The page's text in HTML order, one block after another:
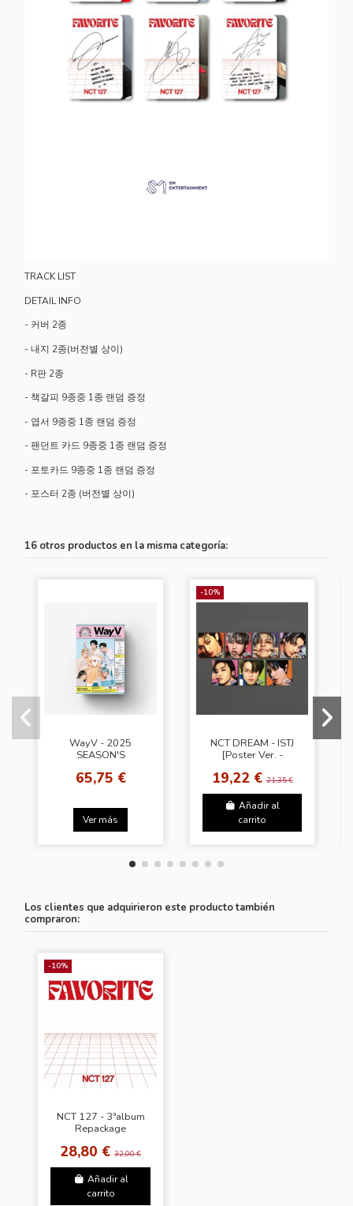
TRACK LIST
DETAIL INFO
- 커버 2종
- 내지 2종(버전별 상이)
- R판 2종
- 책갈피 9종중 1종 랜덤 증정
- 엽서 9종중 1종 랜덤 증정
- 팬던트 카드 9종중 1종 랜덤 증정
- 포토카드 9종중 1종 랜덤 증정
- 포스터 2종 (버전별 상이)
16 otros productos en la misma categoría:
WayV - 2025
SEASON'S
65,75 €
Ver más
-10%
NCT DREAM - ISTJ
[Poster Ver. -
19,22 €21,35 €
Añadir al
carrito
Los clientes que adquirieron este producto también
compraron:
-10%
NCT 127 - 3ªalbum
Repackage
Ver.]
28,80 €32,00 €
Añadir al
carrito